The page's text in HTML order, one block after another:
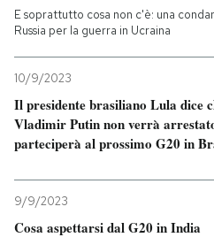
Entra
E soprattutto cosa non c'è: una
Russia per la guerra in Ucraina
10/9/2023
Il presidente brasiliano Lula dice
Vladimir Putin non verrà
parteciperà al prossimo G20 in
9/9/2023
Cosa aspettarsi dal G20 in India